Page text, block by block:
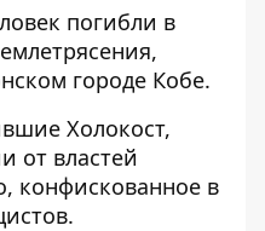
погибли в
городе Кобе.
Холокост,
от властей
конфискованное в